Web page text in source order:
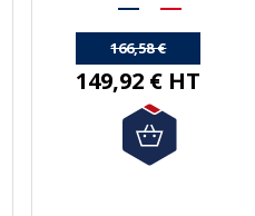
166,58 €
149,92 € HT